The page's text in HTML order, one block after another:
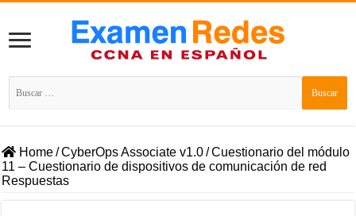
Buscar:
Home/CyberOps Associate v1.0/Cuestionario del módulo
11 – Cuestionario de dispositivos de comunicación de red
Respuestas